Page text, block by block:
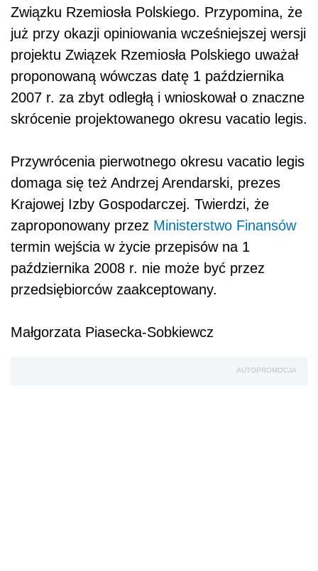
Związku Rzemiosła Polskiego. Przypomina, że
już przy okazji opiniowania wcześniejszej wersji
projektu Związek Rzemiosła Polskiego uważał
proponowaną wówczas datę 1 października
2007 r. za zbyt odległą i wnioskował o znaczne
skrócenie projektowanego okresu vacatio legis.
Przywrócenia pierwotnego okresu vacatio legis
domaga się też Andrzej Arendarski, prezes
Krajowej Izby Gospodarczej. Twierdzi, że
zaproponowany przez Ministerstwo Finansów
termin wejścia w życie przepisów na 1
października 2008 r. nie może być przez
przedsiębiorców zaakceptowany.
Małgorzata Piasecka-Sobkiewcz
AUTOPROMOCJA